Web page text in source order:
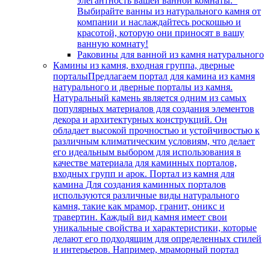
Выбирайте ванны из натурального камня от
компании и наслаждайтесь роскошью и
красотой, которую они приносят в вашу
ванную комнату!
Раковины для ванной из камня натурального
Камины из камня, входная группа, дверные
порталыПредлагаем портал для камина из камня
натурального и дверные порталы из камня.
Натуральный камень является одним из самых
популярных материалов для создания элементов
декора и архитектурных конструкций. Он
обладает высокой прочностью и устойчивостью к
различным климатическим условиям, что делает
его идеальным выбором для использования в
качестве материала для каминных порталов,
входных групп и арок. Портал из камня для
камина Для создания каминных порталов
используются различные виды натурального
камня, такие как мрамор, гранит, оникс и
травертин. Каждый вид камня имеет свои
уникальные свойства и характеристики, которые
делают его подходящим для определенных стилей
и интерьеров. Например, мраморный портал